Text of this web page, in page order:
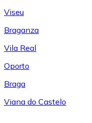
Viseu
Braganza
Vila Real
Oporto
Braga
Viana do Castelo